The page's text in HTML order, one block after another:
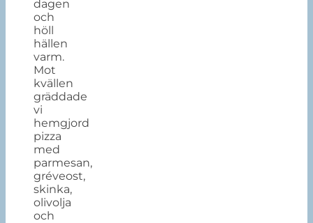
dagen
och
höll
hällen
varm.
Mot
kvällen
gräddade
vi
hemgjord
pizza
med
parmesan,
gréveost,
skinka,
olivolja
och